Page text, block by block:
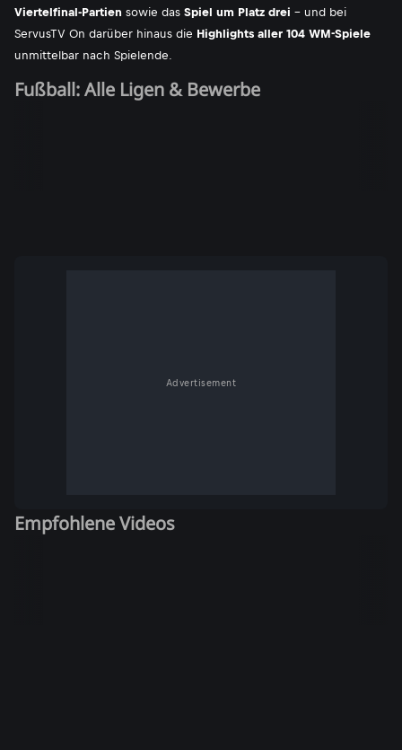
Viertelfinal-Partien sowie das Spiel um Platz drei - und bei
ServusTV On darüber hinaus die Highlights aller 104 WM-Spiele
unmittelbar nach Spielende.
Fußball: Alle Ligen & Bewerbe
Advertisement
Empfohlene Videos